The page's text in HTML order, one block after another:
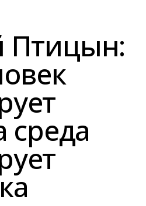
Птицын:
среда